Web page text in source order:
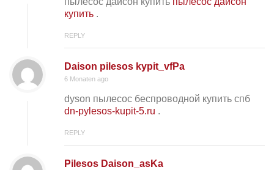
купить .
REPLY
Daison pilesos kypit_vfPa
6 Monaten ago
dyson пылесос беспроводной купить спб
dn-pylesos-kupit-5.ru .
REPLY
Pilesos Daison_asKa